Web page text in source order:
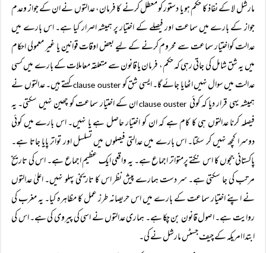
مارشل لا کے نفاذ کا حکم ہو یا دستور کو معطل کرنے کا فرمان، عدالتوں نے ان کے جواز وعدم
جواز کے بارے میں سماعت اور فیصلے کے اختیار پر ہمیشہ اصرار کیا ہے۔ اس بارے میں
عدالت کواختیار سماعت سے محروم کرنے کے لیے بعض اوقات قوانین یا غیر معمولی احکام
میں یہ شق شامل کی جاتی رہی کہ حکم، فرمان یا قانون سے متعلقہ معاملات کے بارے میں کسی
عدالت میں سوال نہیں اٹھایا جائے گا۔ ایسی شق کوclause ouster
کہتے ہیں۔ عدالتوں نے
ہمیشہ یہی قرار دیا کہ کوئی
ان کے اختیار سماعت کو چھین نہیں سکتی۔ یہ
فیصلہ کرنا عدالتوں ہی کا کام ہے کہ ان کو اختیار حاصل ہے یا نہیں۔ اس بارے میں کوئی
دوسرا کچھ نہیں کر سکتا۔ اس بارے میں عدالتی فیصلوں میں تسلسل اور تواتر پایا جاتا ہے۔
پاکستانی ججوں کا اس نکتے پرمتواتر اجماع ہے۔ یہ واقعی ایک عظیم اجماع ہے۔ اس کی تاریخ
مرتب کی جا سکتی ہے۔ سر دست ہمارے پیش نظر اس کا تاریخی پہلو نہیں۔ اعلیٰ عدالتوں
نے اپنے اختیار سماعت کے بارے میں اس حریصانہ طرز عمل کا مظاہرہ کیا۔ یہ مغرب کی
روایت ہے۔ اصول قانون بن چکا ہے۔ ہماری عدالتوں نے اسی کی پیروی کی ہے۔ اس کی
ابتدا امریکہ کے چیف جسٹس مارشل نے کی۔